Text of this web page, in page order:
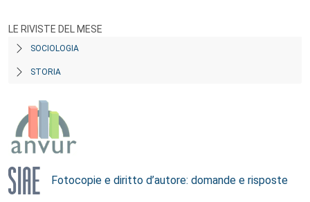
LE RIVISTE DEL MESE
SOCIOLOGIA
STORIA
Fotocopie e diritto d’autore: domande e risposte